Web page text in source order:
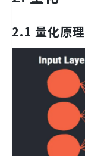
2.1 量化原理